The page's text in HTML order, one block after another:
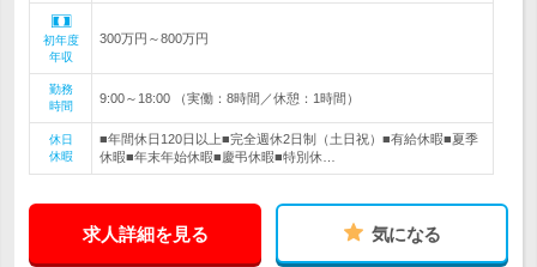
初年度
年収
300万円～800万円
勤務
時間
9:00～18:00 （実働：8時間／休憩：1時間）
休日
休暇
■年間休日120日以上■完全週休2日制（土日祝）■有給休暇■夏季
休暇■年末年始休暇■慶弔休暇■特別休…
求人詳細を見る 気になる